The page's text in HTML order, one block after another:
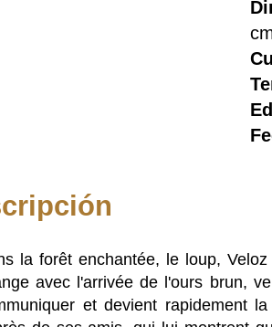
la forêt enchantée, le loup,
avec l'arrivée de l'ours brun,
et devient rapidement